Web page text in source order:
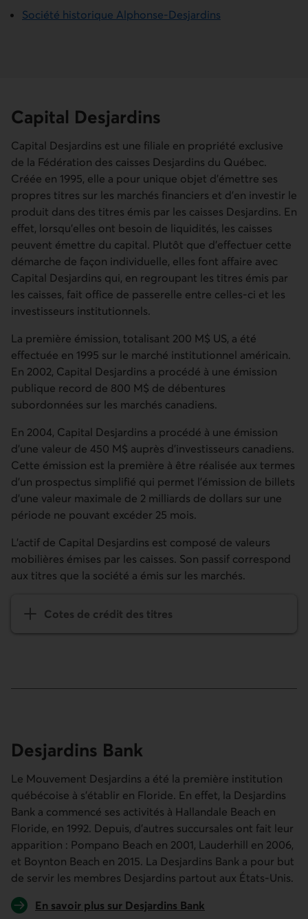
Société historique Alphonse-Desjardins
Capital Desjardins
Capital Desjardins est une filiale en propriété exclusive
de la Fédération des caisses Desjardins du Québec.
Créée en 1995, elle a pour unique objet d'émettre ses
propres titres sur les marchés financiers et d'en investir le
produit dans des titres émis par les caisses Desjardins. En
effet, lorsqu'elles ont besoin de liquidités, les caisses
peuvent émettre du capital. Plutôt que d'effectuer cette
démarche de façon individuelle, elles font affaire avec
Capital Desjardins qui, en regroupant les titres émis par
les caisses, fait office de passerelle entre celles-ci et les
investisseurs institutionnels.
La première émission, totalisant 200 M$ US, a été
effectuée en 1995 sur le marché institutionnel américain.
En 2002, Capital Desjardins a procédé à une émission
publique record de 800 M$ de débentures
subordonnées sur les marchés canadiens.
En 2004, Capital Desjardins a procédé à une émission
d'une valeur de 450 M$ auprès d'investisseurs canadiens.
Cette émission est la première à être réalisée aux termes
d'un prospectus simplifié qui permet l'émission de billets
d'une valeur maximale de 2 milliards de dollars sur une
période ne pouvant excéder 25 mois.
L'actif de Capital Desjardins est composé de valeurs
mobilières émises par les caisses. Son passif correspond
aux titres que la société a émis sur les marchés.
Cotes de crédit des titres
Desjardins Bank
Le Mouvement Desjardins a été la première institution
québécoise à s'établir en Floride. En effet, la Desjardins
Bank a commencé ses activités à Hallandale Beach en
Floride, en 1992. Depuis, d'autres succursales ont fait leur
apparition : Pompano Beach en 2001, Lauderhill en 2006,
et Boynton Beach en 2015. La Desjardins Bank a pour but
de servir les membres Desjardins partout aux États-Unis.
En savoir plus sur Desjardins Bank